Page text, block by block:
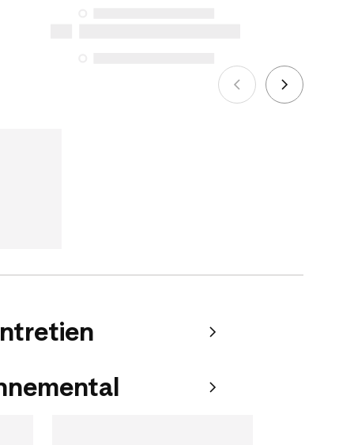
effectués à compter du 5 octobre 2025.